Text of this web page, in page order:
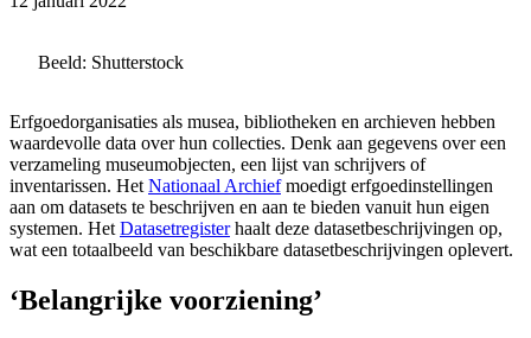
Beeld: Shutterstock
Erfgoedorganisaties als musea, bibliotheken en archieven hebben
waardevolle data over hun collecties. Denk aan gegevens over een
verzameling museumobjecten, een lijst van schrijvers of
inventarissen. Het Nationaal Archiefmoedigt erfgoedinstellingen
aan om datasets te beschrijven en aan te bieden vanuit hun eigen
systemen. Het Datasetregisterhaalt deze datasetbeschrijvingen op,
wat een totaalbeeld van beschikbare datasetbeschrijvingen oplevert.
‘Belangrijke voorziening’